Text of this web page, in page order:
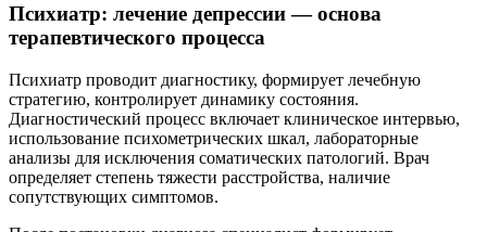
Психиатр: лечение депрессии — основа
терапевтического процесса
Психиатр проводит диагностику, формирует лечебную
стратегию, контролирует динамику состояния.
Диагностический процесс включает клиническое интервью,
использование психометрических шкал, лабораторные
анализы для исключения соматических патологий. Врач
определяет степень тяжести расстройства, наличие
сопутствующих симптомов.